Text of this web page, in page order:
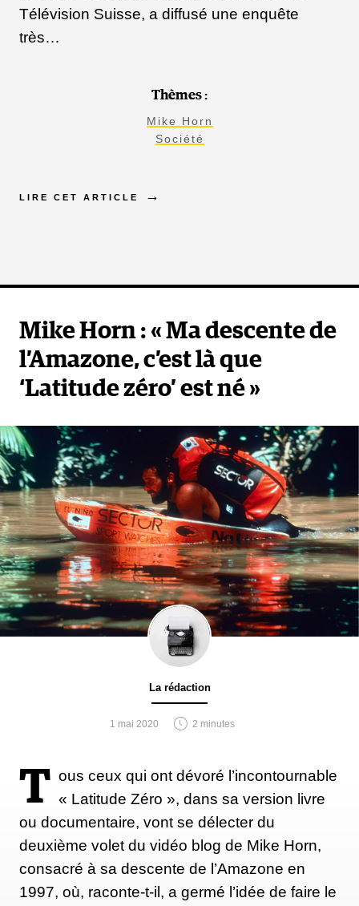
Télévision Suisse, a diffusé une enquête
très…
Thèmes :
Mike Horn
Société
LIRE CET ARTICLE
Mike Horn : « Ma descente de
l’Amazone, c’est là que
‘Latitude zéro’ est né »
La rédaction
1 mai 2020 2 minutes
T ous ceux qui ont dévoré l’incontournable
« Latitude Zéro », dans sa version livre
ou documentaire, vont se délecter du
deuxième volet du vidéo blog de Mike Horn,
consacré à sa descente de l’Amazone en
1997, où, raconte-t-il, a germé l’idée de faire le